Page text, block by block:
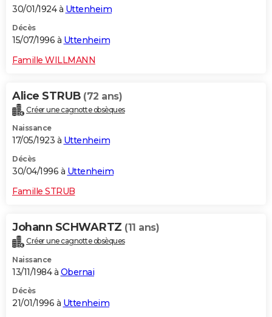
30/01/1924 à Uttenheim
Décès
15/07/1996 à Uttenheim
Famille WILLMANN
Alice STRUB (72 ans)
Créer une cagnotte obsèques
Naissance
17/05/1923 à Uttenheim
Décès
30/04/1996 à Uttenheim
Famille STRUB
Johann SCHWARTZ (11 ans)
Créer une cagnotte obsèques
Naissance
13/11/1984 à Obernai
Décès
21/01/1996 à Uttenheim